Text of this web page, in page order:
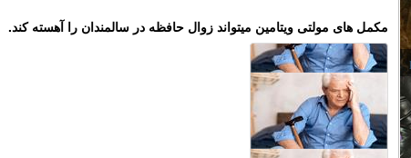
مکمل های مولتی ویتامین میتواند زوال حافظه در سالمندان را آهسته کند.